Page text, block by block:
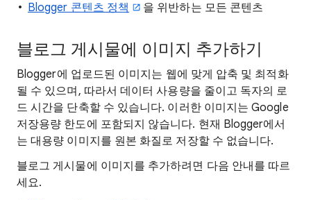
Blogger 콘텐츠 정책
을 위반하는 모든 콘텐츠
블로그 게시물에 이미지 추가하기
Blogger에 업로드된 이미지는 웹에 맞게 압축 및 최적화
될 수 있으며, 따라서 데이터 사용량을 줄이고 독자의 로
드 시간을 단축할 수 있습니다. 이러한 이미지는 Google
저장용량 한도에 포함되지 않습니다. 현재 Blogger에서
는 대용량 이미지를 원본 화질로 저장할 수 없습니다.
블로그 게시물에 이미지를 추가하려면 다음 안내를 따르
세요.